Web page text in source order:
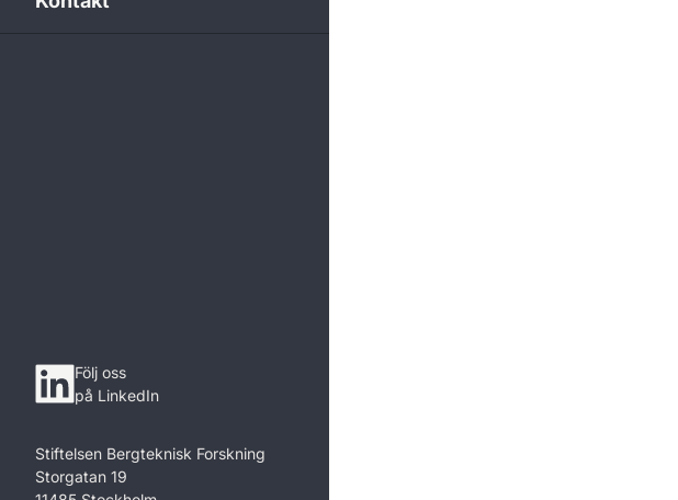
Följ oss
på LinkedIn
Stiftelsen Bergteknisk Forskning
Storgatan 19